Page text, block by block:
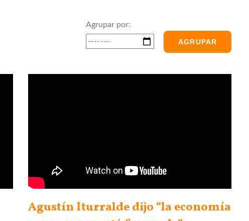
Agrupar por:
AGRUPAR
Agustín Iturralde dijo “la economía